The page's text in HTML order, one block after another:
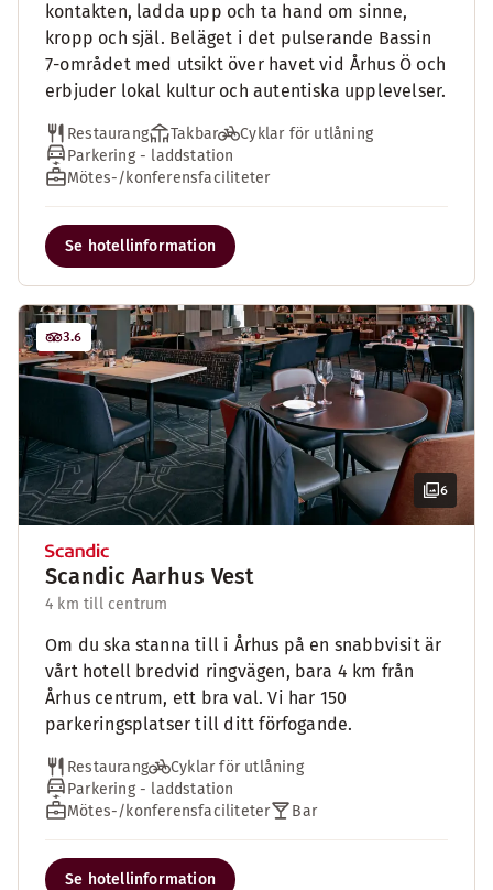
kontakten, ladda upp och ta hand om sinne,
kropp och själ. Beläget i det pulserande Bassin
7-området med utsikt över havet vid Århus Ö och
erbjuder lokal kultur och autentiska upplevelser.
Restaurang Takbar
Cyklar för utlåning
Parkering - laddstation
Mötes-/konferensfaciliteter
Se hotellinformation
6
3.6
Scandic Aarhus Vest
4 km till centrum
Om du ska stanna till i Århus på en snabbvisit är
vårt hotell bredvid ringvägen, bara 4 km från
Århus centrum, ett bra val. Vi har 150
parkeringsplatser till ditt förfogande.
Restaurang
Cyklar för utlåning
Parkering - laddstation
Mötes-/konferensfaciliteter
Bar
Se hotellinformation